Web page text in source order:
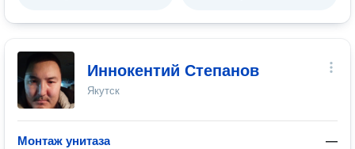
Иннокентий Степанов
Якутск
Монтаж унитаза —